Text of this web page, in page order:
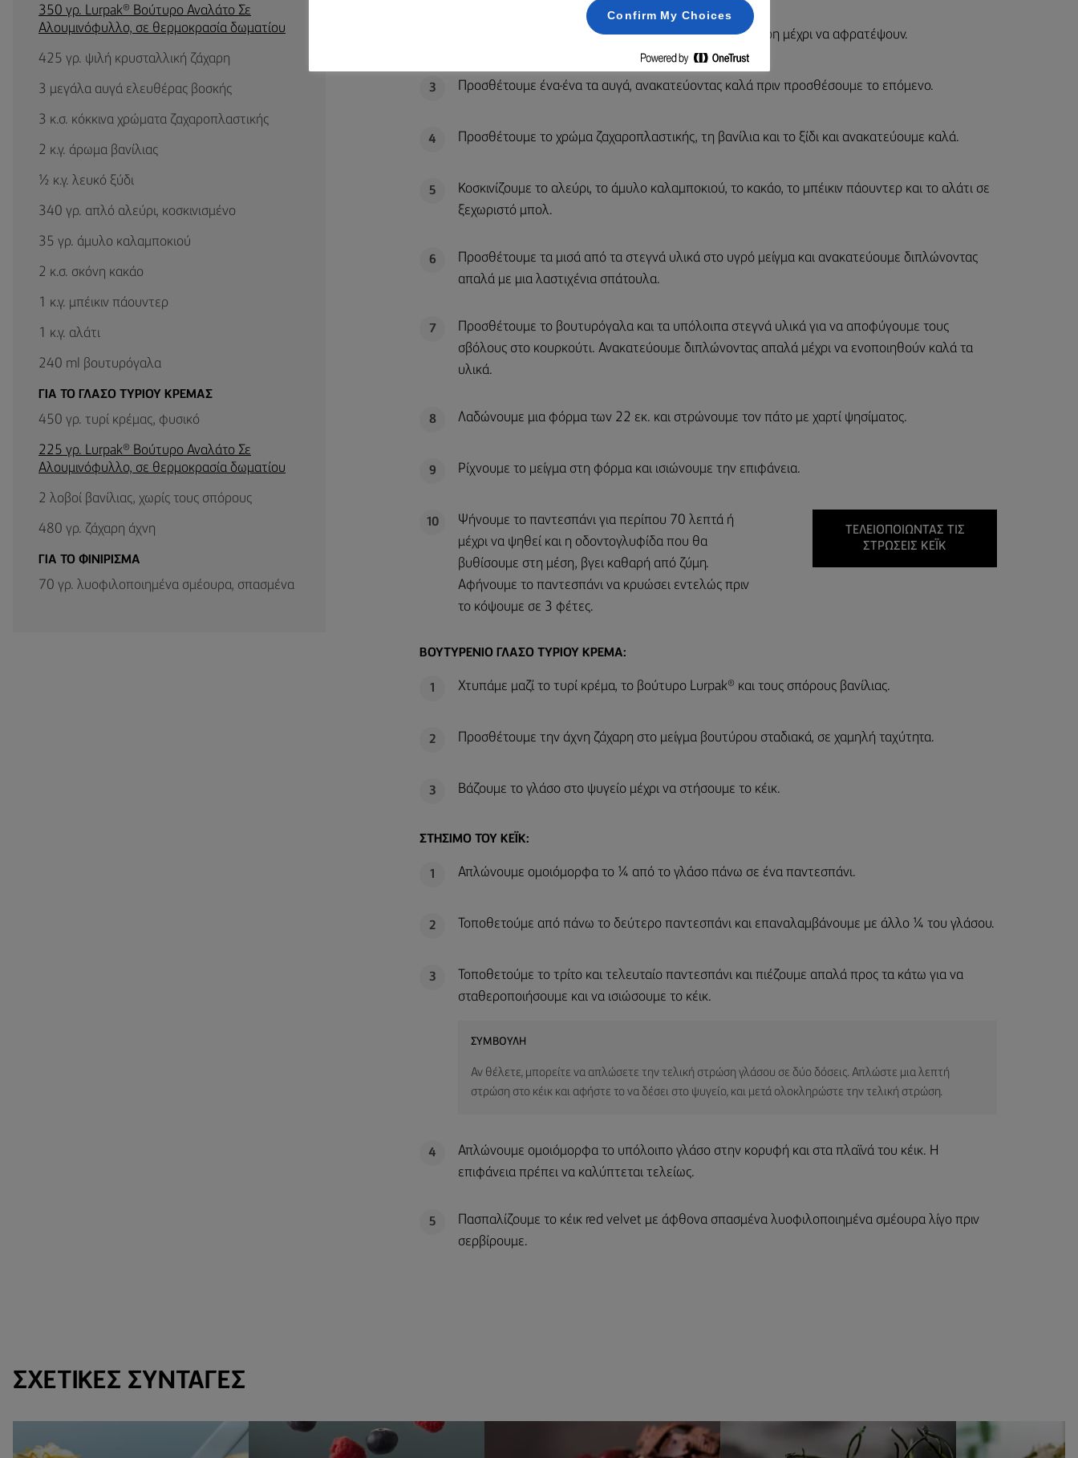
(Greek)
350 γρ. Lurpak® Βούτυρο Αναλάτο Σε
Αλουμινόφυλλο, σε θερμοκρασία δωματίου
425 γρ. ψιλή κρυσταλλική ζάχαρη
3 μεγάλα αυγά ελευθέρας βοσκής
3 κ.σ. κόκκινα χρώματα ζαχαροπλαστικής
2 κ.γ. άρωμα βανίλιας
½ κ.γ. λευκό ξύδι
340 γρ. απλό αλεύρι, κοσκινισμένο
35 γρ. άμυλο καλαμποκιού
2 κ.σ. σκόνη κακάο
1 κ.γ. μπέικιν πάουντερ
1 κ.γ. αλάτι
240 ml βουτυρόγαλα
ΓΙΑ ΤΟ ΓΛΑΣΟ ΤΥΡΙΟΥ ΚΡΕΜΑΣ
450 γρ. τυρί κρέμας, φυσικό
225 γρ. Lurpak® Βούτυρο Αναλάτο Σε
Αλουμινόφυλλο, σε θερμοκρασία δωματίου
2 λοβοί βανίλιας, χωρίς τους σπόρους
480 γρ. ζάχαρη άχνη
ΓΙΑ ΤΟ ΦΙΝΙΡΙΣΜΑ
70 γρ. λυοφιλοποιημένα σμέουρα, σπασμένα
Σε ένα μπολ, χτυπάμε το βούτυρο Lurpak® και τη ζάχαρη μέχρι να αφρατέψουν.
3 Προσθέτουμε ένα-ένα τα αυγά, ανακατεύοντας καλά πριν προσθέσουμε το επόμενο.
4 Προσθέτουμε το χρώμα ζαχαροπλαστικής, τη βανίλια και το ξίδι και ανακατεύουμε καλά.
5
Κοσκινίζουμε το αλεύρι, το άμυλο καλαμποκιού, το κακάο, το μπέικιν πάουντερ και το αλάτι σε
ξεχωριστό μπολ.
6
Προσθέτουμε τα μισά από τα στεγνά υλικά στο υγρό μείγμα και ανακατεύουμε διπλώνοντας
απαλά με μια λαστιχένια σπάτουλα.
7
Προσθέτουμε το βουτυρόγαλα και τα υπόλοιπα στεγνά υλικά για να αποφύγουμε τους
σβόλους στο κουρκούτι. Ανακατεύουμε διπλώνοντας απαλά μέχρι να ενοποιηθούν καλά τα
υλικά.
8 Λαδώνουμε μια φόρμα των 22 εκ. και στρώνουμε τον πάτο με χαρτί ψησίματος.
9 Ρίχνουμε το μείγμα στη φόρμα και ισιώνουμε την επιφάνεια.
10
Ψήνουμε το παντεσπάνι για περίπου 70 λεπτά ή
μέχρι να ψηθεί και η οδοντογλυφίδα που θα
βυθίσουμε στη μέση, βγει καθαρή από ζύμη.
Αφήνουμε το παντεσπάνι να κρυώσει εντελώς πριν
το κόψουμε σε 3 φέτες.
ΤΕΛΕΙΟΠΟΙΏΝΤΑΣ ΤΙΣ
ΣΤΡΏΣΕΙΣ ΚΈΙΚ
ΒΟΥΤΥΡΈΝΙΟ ΓΛΆΣΟ ΤΥΡΙΟΎ ΚΡΈΜΑ:
1 Χτυπάμε μαζί το τυρί κρέμα, το βούτυρο Lurpak® και τους σπόρους βανίλιας.
2 Προσθέτουμε την άχνη ζάχαρη στο μείγμα βουτύρου σταδιακά, σε χαμηλή ταχύτητα.
3 Βάζουμε το γλάσο στο ψυγείο μέχρι να στήσουμε το κέικ.
ΣΤΉΣΙΜΟ ΤΟΥ ΚΈΙΚ:
1 Απλώνουμε ομοιόμορφα το ¼ από το γλάσο πάνω σε ένα παντεσπάνι.
2 Τοποθετούμε από πάνω το δεύτερο παντεσπάνι και επαναλαμβάνουμε με άλλο ¼ του γλάσου.
3
Τοποθετούμε το τρίτο και τελευταίο παντεσπάνι και πιέζουμε απαλά προς τα κάτω για να
σταθεροποιήσουμε και να ισιώσουμε το κέικ.
ΣΥΜΒΟΥΛΉ
Αν θέλετε, μπορείτε να απλώσετε την τελική στρώση γλάσου σε δύο δόσεις. Απλώστε μια λεπτή
στρώση στο κέικ και αφήστε το να δέσει στο ψυγείο, και μετά ολοκληρώστε την τελική στρώση.
4
Απλώνουμε ομοιόμορφα το υπόλοιπο γλάσο στην κορυφή και στα πλαϊνά του κέικ. Η
επιφάνεια πρέπει να καλύπτεται τελείως.
5
Πασπαλίζουμε το κέικ red velvet με άφθονα σπασμένα λυοφιλοποιημένα σμέουρα λίγο πριν
σερβίρουμε.
ΣΧΕΤΙΚΈΣ ΣΥΝΤΑΓΈΣ
Confirm My Choices